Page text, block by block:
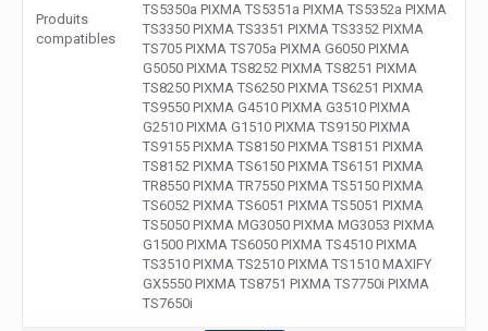
Produits
compatibles
TS5350a PIXMA TS5351a PIXMA TS5352a PIXMA
TS3350 PIXMA TS3351 PIXMA TS3352 PIXMA
TS705 PIXMA TS705a PIXMA G6050 PIXMA
G5050 PIXMA TS8252 PIXMA TS8251 PIXMA
TS8250 PIXMA TS6250 PIXMA TS6251 PIXMA
TS9550 PIXMA G4510 PIXMA G3510 PIXMA
G2510 PIXMA G1510 PIXMA TS9150 PIXMA
TS9155 PIXMA TS8150 PIXMA TS8151 PIXMA
TS8152 PIXMA TS6150 PIXMA TS6151 PIXMA
TR8550 PIXMA TR7550 PIXMA TS5150 PIXMA
TS6052 PIXMA TS6051 PIXMA TS5051 PIXMA
TS5050 PIXMA MG3050 PIXMA MG3053 PIXMA
G1500 PIXMA TS6050 PIXMA TS4510 PIXMA
TS3510 PIXMA TS2510 PIXMA TS1510 MAXIFY
GX5550 PIXMA TS8751 PIXMA TS7750i PIXMA
TS7650i